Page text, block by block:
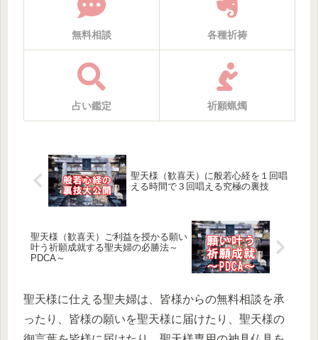
無料相談 各種祈祷
占い鑑定 祈願蝋燭
聖天様（歓喜天）に般若心経を１回唱
える時間で３回唱える究極の裏技
聖天様（歓喜天）ご利益を授かる願い
叶う祈願成就する聖夫婦の必勝法～
PDCA～
聖天様に仕える聖夫婦は、皆様からの無料相談を承
ったり、皆様の願いを聖天様に届けたり、聖天様の